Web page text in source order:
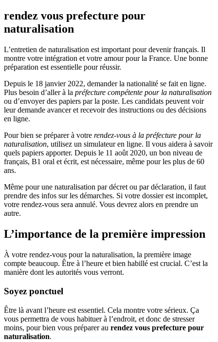
rendez vous prefecture pour
naturalisation
L’entretien de naturalisation est important pour devenir français. Il
montre votre intégration et votre amour pour la France. Une bonne
préparation est essentielle pour réussir.
Depuis le 18 janvier 2022, demander la nationalité se fait en ligne.
Plus besoin d’aller à la préfecture compétente pour la naturalisation
ou d’envoyer des papiers par la poste. Les candidats peuvent voir
leur demande avancer et recevoir des instructions ou des décisions
en ligne.
Pour bien se préparer à votre rendez-vous à la préfecture pour la
naturalisation, utilisez un simulateur en ligne. Il vous aidera à savoir
quels papiers apporter. Depuis le 11 août 2020, un bon niveau de
français, B1 oral et écrit, est nécessaire, même pour les plus de 60
ans.
Même pour une naturalisation par décret ou par déclaration, il faut
prendre des infos sur les démarches. Si votre dossier est incomplet,
votre rendez-vous sera annulé. Vous devrez alors en prendre un
autre.
L’importance de la première impression
À votre rendez-vous pour la naturalisation, la première image
compte beaucoup. Être à l’heure et bien habillé est crucial. C’est la
manière dont les autorités vous verront.
Soyez ponctuel
Être là avant l’heure est essentiel. Cela montre votre sérieux. Ça
vous permettra de vous habituer à l’endroit, et donc de stresser
moins, pour bien vous préparer au rendez vous prefecture pour
naturalisation.